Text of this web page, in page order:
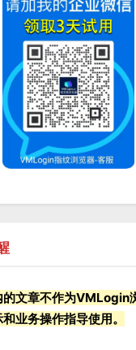
的文章不作为VMLogin
业务操作指导使用。